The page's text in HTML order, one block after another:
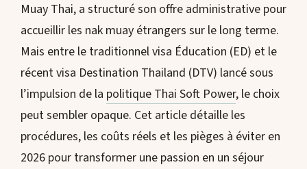
Muay Thai, a structuré son offre administrative pour
accueillir les nak muay étrangers sur le long terme.
Mais entre le traditionnel visa Éducation (ED) et le
récent visa Destination Thailand (DTV) lancé sous
l’impulsion de la politique Thai Soft Power, le choix
peut sembler opaque. Cet article détaille les
procédures, les coûts réels et les pièges à éviter en
2026 pour transformer une passion en un séjour